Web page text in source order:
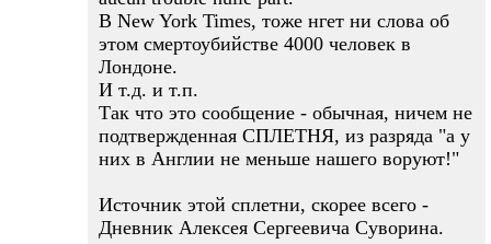
В New York Times, тоже нгет ни слова об
этом смертоубийстве 4000 человек в
Лондоне.
И т.д. и т.п.
Так что это сообщение - обычная, ничем не
подтвержденная СПЛЕТНЯ, из разряда "а у
них в Англии не меньше нашего воруют!"
Источник этой сплетни, скорее всего -
Дневник Алексея Сергеевича Суворина.